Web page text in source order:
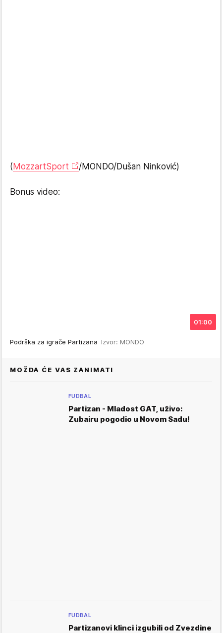
( MozzartSport /MONDO/Dušan Ninković)
Bonus video:
01:00
Podrška za igrače Partizana Izvor: MONDO
MOŽDA ĆE VAS ZANIMATI
FUDBAL
Partizan - Mladost GAT, uživo:
Zubairu pogodio u Novom Sadu!
FUDBAL
Partizanovi klinci izgubili od Zvezdine